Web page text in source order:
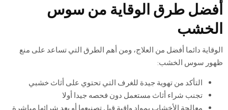
أفضل طرق الوقاية من سوس
الخشب
الوقاية دائما أفضل من العلاج، ومن أهم الطرق التي تساعد على منع
ظهور سوس الخشب:
التأكد من تهوية جيدة للغرف التي تحتوي على أثاث خشبي
تجنب شراء أثاث مستعمل دون فحصه جيدا أولا
معالجة الأخشاب بمواد واقية قبل تصنيعها أو بعد شرائها مباشرة